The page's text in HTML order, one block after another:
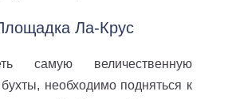
Ла-Крус
самую величественную
необходимо подняться к